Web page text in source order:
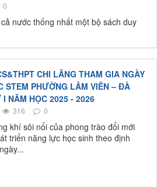
0
nước thống nhất một bộ sách duy
CHI LĂNG THAM GIA NGÀY
STEM PHƯỜNG LÂM VIÊN – ĐÀ
NĂM HỌC 2025 - 2026
316 0
khí sôi nổi của phong trào đổi mới
triển năng lực học sinh theo định